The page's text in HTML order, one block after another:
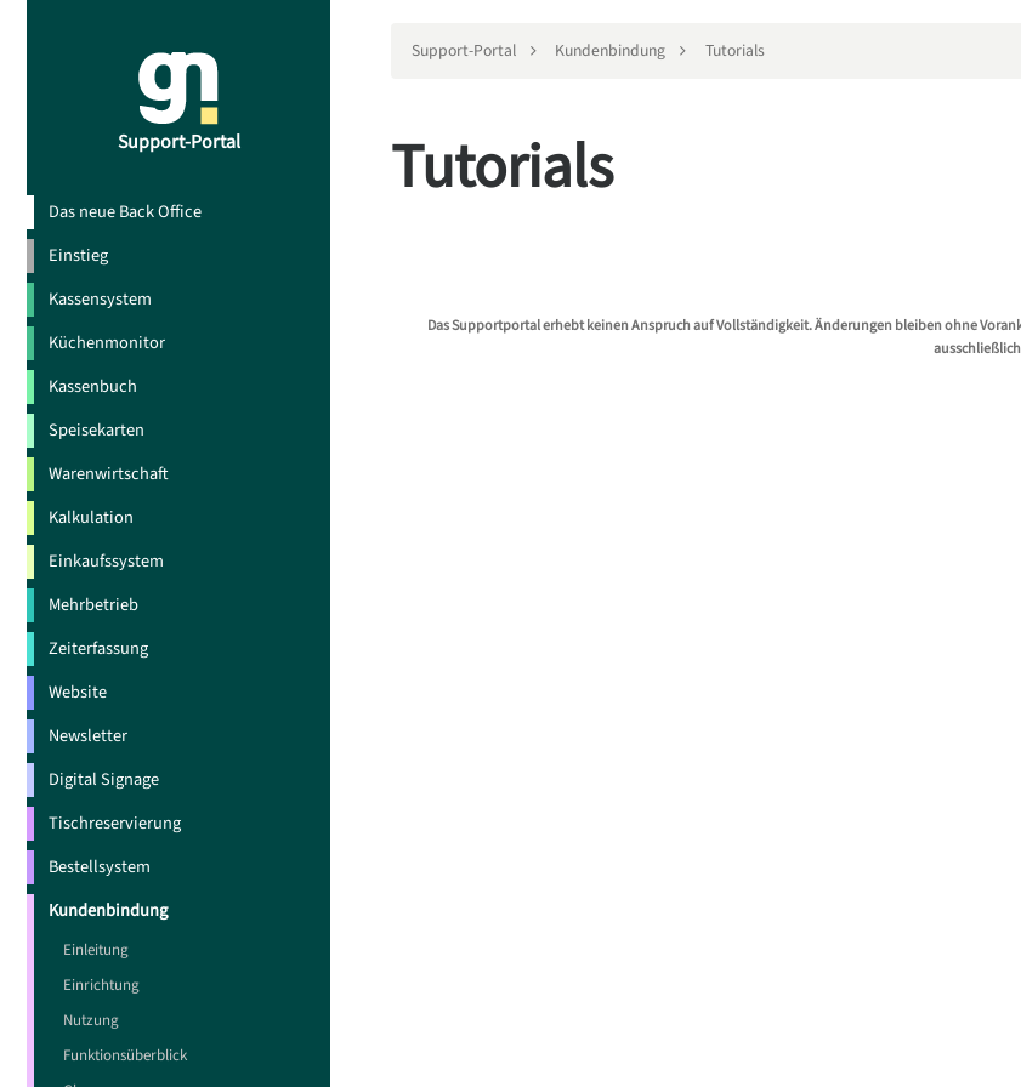
Support-Portal
Das neue Back Office
Einstieg
Kassensystem
Küchenmonitor
Kassenbuch
Speisekarten
Warenwirtschaft
Kalkulation
Einkaufssystem
Mehrbetrieb
Zeiterfassung
Website
Newsletter
Digital Signage
Tischreservierung
Bestellsystem
Kundenbindung
Einleitung
Einrichtung
Nutzung
Funktionsüberblick
Support-Portal Kundenbindung Tutorials
Tutorials
Das Supportportal erhebt keinen Anspruch auf Vollständigkeit. Änderungen bleiben ohne